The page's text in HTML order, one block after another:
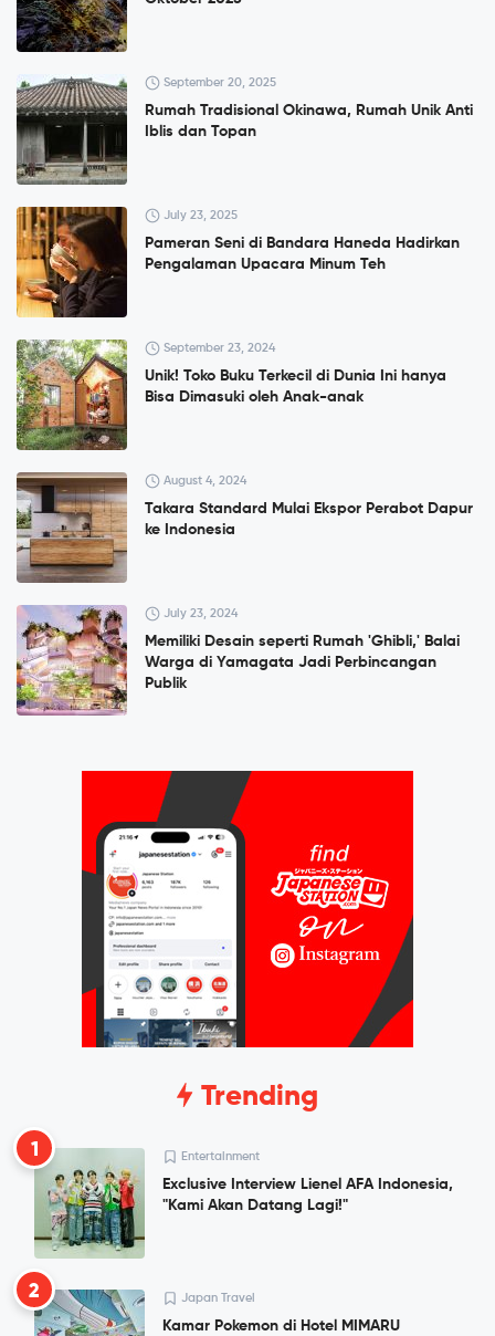
September 20, 2025
Rumah Tradisional Okinawa, Rumah Unik Anti
Iblis dan Topan
July 23, 2025
Pameran Seni di Bandara Haneda Hadirkan
Pengalaman Upacara Minum Teh
September 23, 2024
Unik! Toko Buku Terkecil di Dunia Ini hanya
Bisa Dimasuki oleh Anak-anak
August 4, 2024
Takara Standard Mulai Ekspor Perabot Dapur
ke Indonesia
July 23, 2024
Memiliki Desain seperti Rumah 'Ghibli,' Balai
Warga di Yamagata Jadi Perbincangan
Publik
Trending
1 Entertainment
Exclusive Interview Lienel AFA Indonesia,
"Kami Akan Datang Lagi!"
2 Japan Travel
Kamar Pokemon di Hotel MIMARU